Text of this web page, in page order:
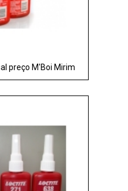
preço M'Boi Mirim